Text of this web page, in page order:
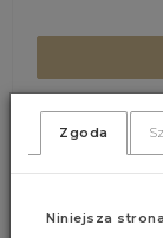
Zgoda
Niniejsza